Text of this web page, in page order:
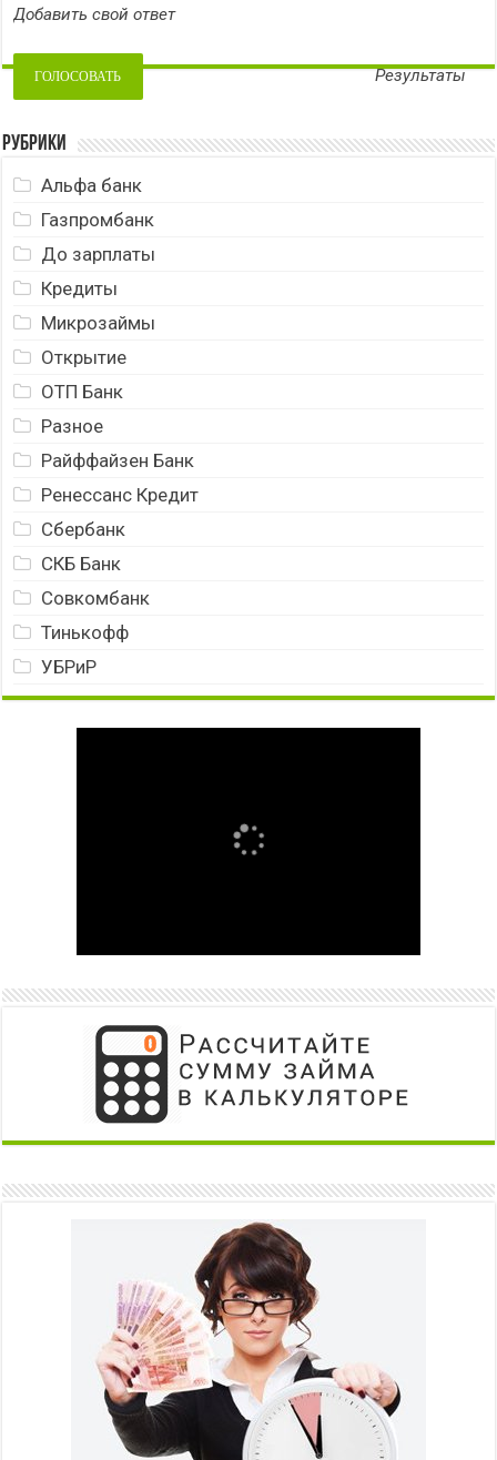
Добавить свой ответ
Результаты
Рубрики
Альфа банк
Газпромбанк
До зарплаты
Кредиты
Микрозаймы
Открытие
ОТП Банк
Разное
Райффайзен Банк
Ренессанс Кредит
Сбербанк
СКБ Банк
Совкомбанк
Тинькофф
УБРиР